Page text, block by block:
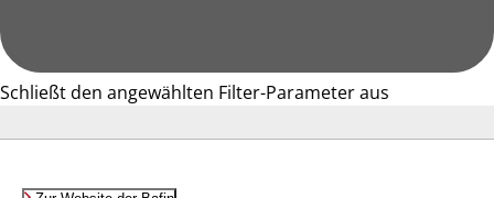
Schließt den angewählten Filter-Parameter aus